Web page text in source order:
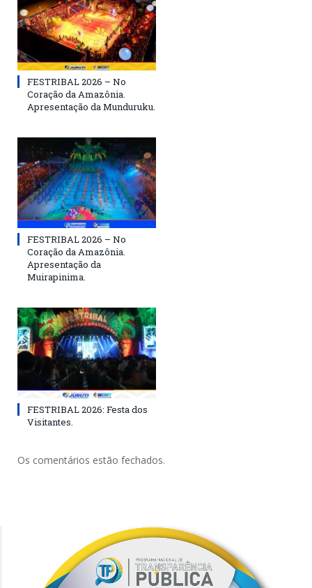
FESTRIBAL 2026 – No
Coração da Amazônia.
Apresentação da Munduruku.
FESTRIBAL 2026 – No
Coração da Amazônia.
Apresentação da
Muirapinima.
FESTRIBAL 2026: Festa dos
Visitantes.
Os comentários estão fechados.